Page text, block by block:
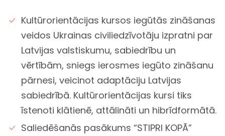
Kultūrorientācijas kursos iegūtās zināšanas
veidos Ukrainas civiliedzīvotāju izpratni par
Latvijas valstiskumu, sabiedrību un
vērtībām, sniegs ierosmes iegūto zināšanu
pārnesi, veicinot adaptāciju Latvijas
sabiedrībā. Kultūrorientācijas kursi tiks
īstenoti klātienē, attālināti un hibrīdformātā.
Saliedēšanās pasākums “STIPRI KOPĀ”